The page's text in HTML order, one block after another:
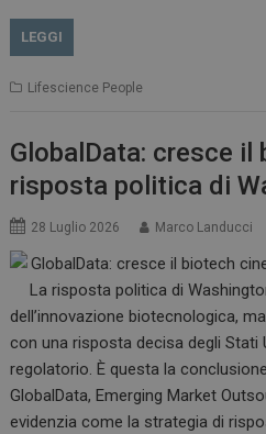
LEGGI
Lifescience People
GlobalData: cresce il
risposta politica di
28 Luglio 2026 Marco Landucci
dell’innovazione biotecnologica,
con una risposta decisa degli Stati
regolatorio. È questa la
GlobalData, Emerging Market
evidenzia come la strategia di